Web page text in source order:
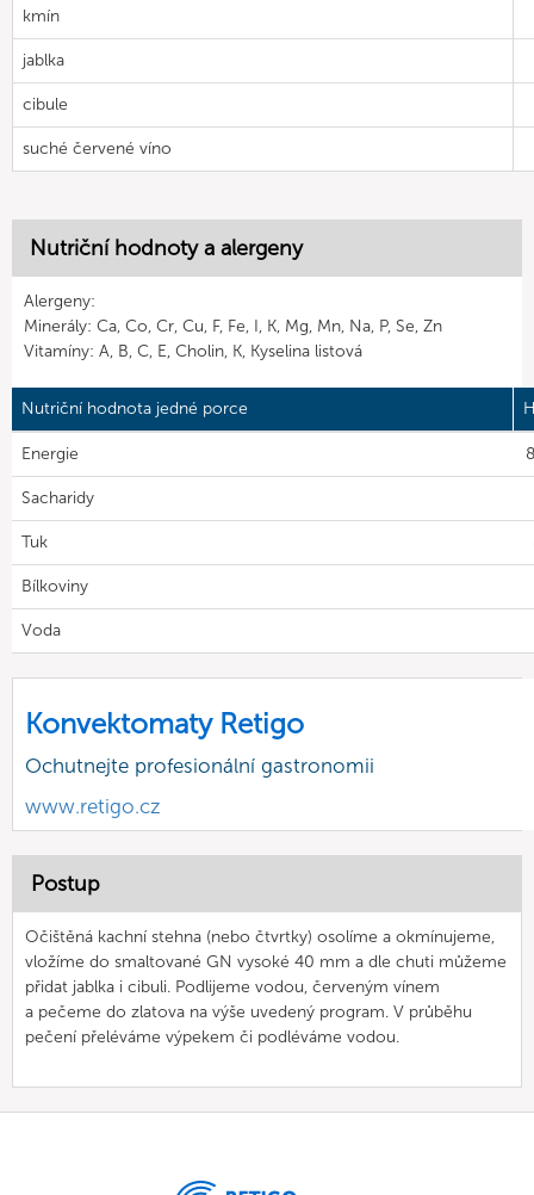
kmín
jablka
cibule
suché červené víno
Nutriční hodnoty a alergeny
Alergeny:
Minerály: Ca, Co, Cr, Cu, F, Fe, I, K, Mg, Mn, Na, P, Se, Zn
Vitamíny: A, B, C, E, Cholin, K, Kyselina listová
Nutriční hodnota jedné porce
Energie
Sacharidy
Tuk
Bílkoviny
Voda
Konvektomaty Retigo
Ochutnejte profesionální gastronomii
www.retigo.cz
Postup
Očištěná kachní stehna (nebo čtvrtky) osolíme a okmínujeme,
vložíme do smaltované GN vysoké 40 mm a dle chuti můžeme
přidat jablka i cibuli. Podlijeme vodou, červeným vínem
a pečeme do zlatova na výše uvedený program. V průběhu
pečení přeléváme výpekem či podléváme vodou.